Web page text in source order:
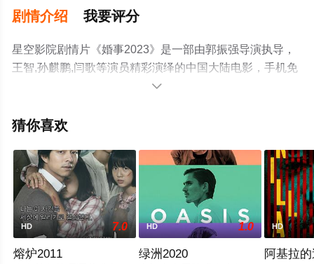
剧情介绍 我要评分
星空影院剧情片《婚事2023》是一部由郭振强导演执导，
王智,孙麒鹏,闫歌等演员精彩演绎的中国大陆电影，手机免
费观看高清未删减完整版电影大全就上星空电影网，更多
解。

猜你喜欢
HD 7.0
熔炉2011
HD 1.0
绿洲2020
HD
阿基拉